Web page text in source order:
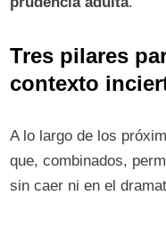
Tres pilares
contexto
A lo largo de los
que, combinados,
sin caer ni en el